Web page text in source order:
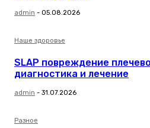
admin - 05.08.2026
Наше здоровье
SLAP повреждение
диагностика и лечение
admin - 31.07.2026
Разное